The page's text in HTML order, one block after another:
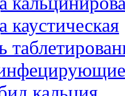
каустическая